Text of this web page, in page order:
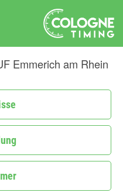
Emmerich am Rhein